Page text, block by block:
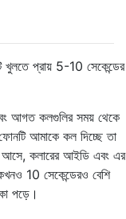
খুলতে প্রায় 5-10 সেকেন্ডের
আগত কলগুলির সময় থেকে
আমাকে কল দিচ্ছে তা
আসে, কলারের আইডি এবং এর
10 সেকেন্ডেরও বেশি
পড়ে।